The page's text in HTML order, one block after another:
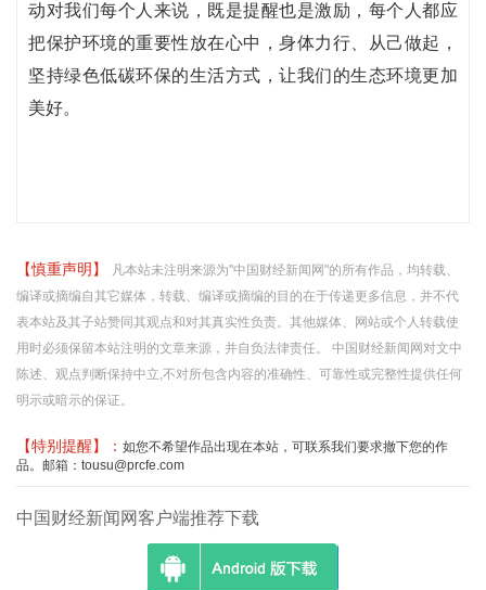
动对我们每个人来说，既是提醒也是激励，每个人都应
把保护环境的重要性放在心中，身体力行、从己做起，
坚持绿色低碳环保的生活方式，让我们的生态环境更加
美好。
【慎重声明】
凡本站未注明来源为"中国财经新闻网"的所有作品，均转载、
编译或摘编自其它媒体，转载、编译或摘编的目的在于传递更多信息，并不代
表本站及其子站赞同其观点和对其真实性负责。其他媒体、网站或个人转载使
用时必须保留本站注明的文章来源，并自负法律责任。 中国财经新闻网对文中
陈述、观点判断保持中立,不对所包含内容的准确性、可靠性或完整性提供任何
明示或暗示的保证。
【特别提醒】： 如您不希望作品出现在本站，可联系我们要求撤下您的作
品。邮箱：tousu@prcfe.com
中国财经新闻网客户端推荐下载